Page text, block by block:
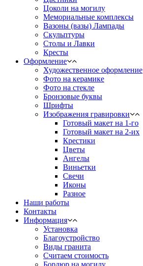
Цоколи на могилу
Мемориальные комплексы
Вазоны (вазы) Лампады
Скульптуры
Столы и Лавки
Кресты
Оформление
Художественное оформление
Фото на керамике
Фото на стекле
Бронзовые буквы
Шрифты
Изображения гравировки
Готовый макет на 1-го
Готовый макет на 2-их
Крестики
Цветы
Ангелы
Виньетки
Свечи
Иконы
Разное
Наши работы
Контакты
Информация
Установка
Благоустройство
Виды гранита
Считаем стоимость
Бордюр на могилу